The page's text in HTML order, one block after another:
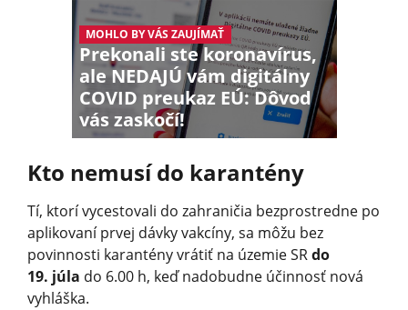
MOHLO BY VÁS ZAUJÍMAŤ
Prekonali ste koronavírus,
ale NEDAJÚ vám digitálny
COVID preukaz EÚ: Dôvod
vás zaskočí!
Kto nemusí do karantény
Tí, ktorí vycestovali do zahraničia bezprostredne po
aplikovaní prvej dávky vakcíny, sa môžu bez
povinnosti karantény vrátiť na územie SRdo
19. júla do 6.00 h, keď nadobudne účinnosť nová
vyhláška.